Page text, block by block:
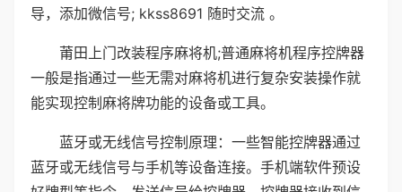
导，添加微信号; kkss8691 随时交流 。
莆田上门改装程序麻将机;普通麻将机程序控牌器
一般是指通过一些无需对麻将机进行复杂安装操作就
能实现控制麻将牌功能的设备或工具。
蓝牙或无线信号控制原理：一些智能控牌器通过
蓝牙或无线信号与手机等设备连接。手机端软件预设